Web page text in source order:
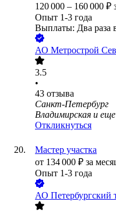
120 000 – 160 000 ₽
Опыт 1-3 года
Выплаты: Два раза
АО Метрострой
3.5
•
43 отзыва
Санкт-Петербург
Владимирская и еще
Откликнуться
Мастер участка
от 134 000 ₽ за
Опыт 1-3 года
АО Петербургский